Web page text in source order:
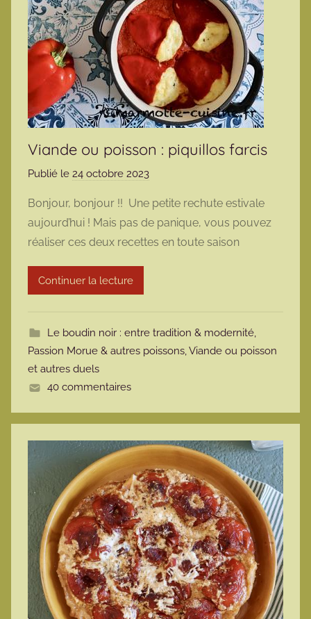
Viande ou poisson : piquillos farcis
Publié le 24 octobre 2023
m
a
t
e
Bonjour, bonjour !! Une petite rechute estivale
aujourd’hui ! Mais pas de panique, vous pouvez
réaliser ces deux recettes en toute saison
Continuer la lecture
Le boudin noir : entre tradition & modernité,
Passion Morue & autres poissons,Viande ou poisson
et autres duels
40 commentaires